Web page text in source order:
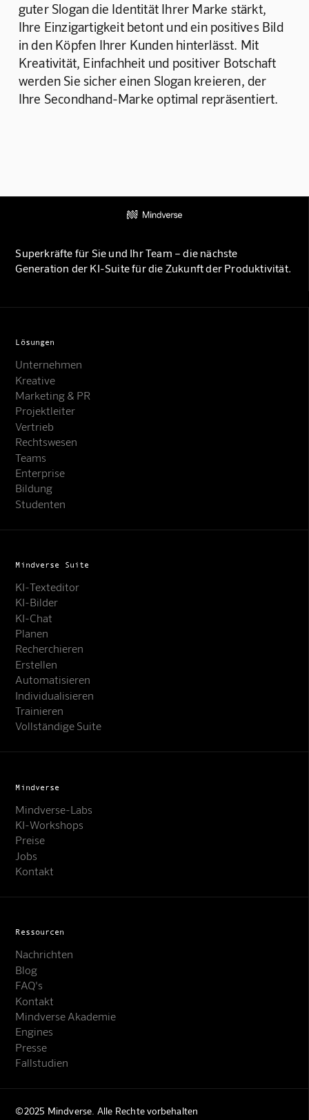
Online · KI-Assistent
Mindverse
guter Slogan die Identität Ihrer Marke stärkt,
Ihre Einzigartigkeit betont und ein positives Bild
in den Köpfen Ihrer Kunden hinterlässt. Mit
Kreativität, Einfachheit und positiver Botschaft
werden Sie sicher einen Slogan kreieren, der
Ihre Secondhand-Marke optimal repräsentiert.
Superkräfte für Sie und Ihr Team – die nächste
Generation der KI-Suite für die Zukunft der Produktivität.
Lösungen
Unternehmen
Kreative
Marketing & PR
Projektleiter
Vertrieb
Rechtswesen
Teams
Enterprise
Bildung
Studenten
Mindverse Suite
KI-Texteditor
KI-Bilder
KI-Chat
Planen
Recherchieren
Erstellen
Automatisieren
Individualisieren
Trainieren
Vollständige Suite
Mindverse
Mindverse-Labs
KI-Workshops
Preise
Jobs
Kontakt
Ressourcen
Nachrichten
Blog
FAQ's
Kontakt
Mindverse Akademie
Engines
Presse
Fallstudien
©2025 Mindverse. Alle Rechte vorbehalten